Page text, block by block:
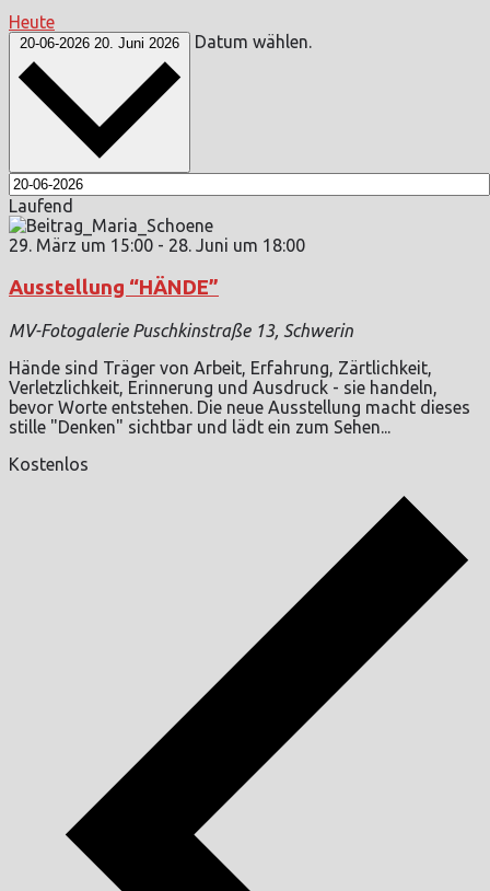
Heute
20-06-2026 20. Juni 2026 Datum wählen.
Laufend
29. März um 15:00 - 28. Juni um 18:00
Ausstellung “HÄNDE”
MV-Fotogalerie Puschkinstraße 13, Schwerin
Hände sind Träger von Arbeit, Erfahrung, Zärtlichkeit,
Verletzlichkeit, Erinnerung und Ausdruck - sie handeln,
bevor Worte entstehen. Die neue Ausstellung macht dieses
stille "Denken" sichtbar und lädt ein zum Sehen...
Kostenlos